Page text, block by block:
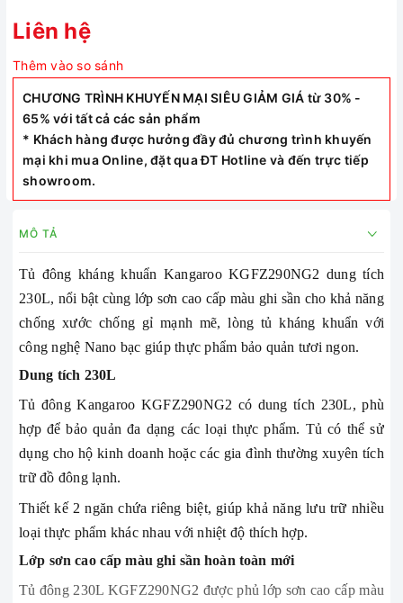
Liên hệ
Thêm vào so sánh
CHƯƠNG TRÌNH KHUYẾN MẠI SIÊU GIẢM GIÁ từ 30% -
65% với tất cả các sản phẩm
* Khách hàng được hưởng đầy đủ chương trình khuyến
mại khi mua Online, đặt qua ĐT Hotline và đến trực tiếp
showroom.
MÔ TẢ
Tủ đông kháng khuẩn Kangaroo KGFZ290NG2 dung tích
230L, nổi bật cùng lớp sơn cao cấp màu ghi sần cho khả năng
chống xước chống gỉ mạnh mẽ, lòng tủ kháng khuẩn với
công nghệ Nano bạc giúp thực phẩm bảo quản tươi ngon.
Dung tích 230L
Tủ đông Kangaroo KGFZ290NG2 có dung tích 230L, phù
hợp để bảo quản đa dạng các loại thực phẩm. Tủ có thể sử
dụng cho hộ kinh doanh hoặc các gia đình thường xuyên tích
trữ đồ đông lạnh.
Thiết kế 2 ngăn chứa riêng biệt, giúp khả năng lưu trữ nhiều
loại thực phẩm khác nhau với nhiệt độ thích hợp.
Lớp sơn cao cấp màu ghi sần hoàn toàn mới
Tủ đông 230L KGFZ290NG2 được phủ lớp sơn cao cấp màu